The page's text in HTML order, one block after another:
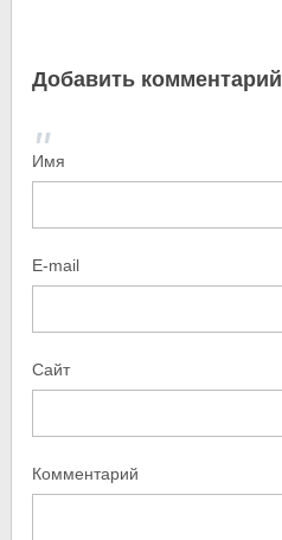
Добавить комментарий
Имя
E-mail
Сайт
Комментарий